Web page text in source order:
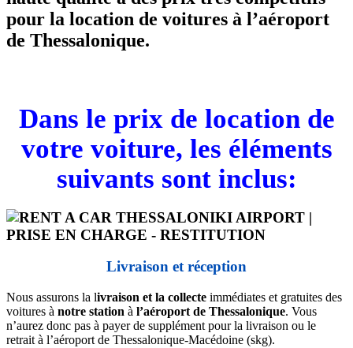
pour la location de voitures à l’aéroport
de Thessalonique.
Dans le prix de location de
votre voiture, les éléments
suivants sont inclus:
Livraison et réception
Nous assurons la livraison et la collecte immédiates et gratuites des
voitures à notre station à l’aéroport de Thessalonique. Vous
n’aurez donc pas à payer de supplément pour la livraison ou le
retrait à l’aéroport de Thessalonique-Macédoine (skg).